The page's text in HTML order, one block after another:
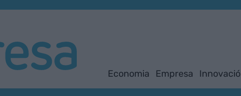
Economia Empresa Innovació